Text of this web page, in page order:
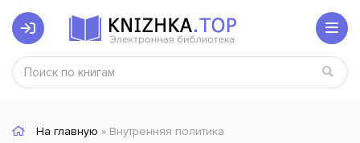
На главную » Внутренняя политика